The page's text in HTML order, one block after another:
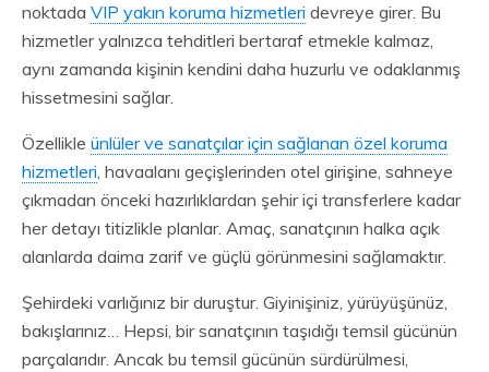
noktada VIP yakın koruma hizmetleri devreye girer. Bu
hizmetler yalnızca tehditleri bertaraf etmekle kalmaz,
aynı zamanda kişinin kendini daha huzurlu ve odaklanmış
hissetmesini sağlar.
Özellikle ünlüler ve sanatçılar için sağlanan özel koruma
hizmetleri, havaalanı geçişlerinden otel girişine, sahneye
çıkmadan önceki hazırlıklardan şehir içi transferlere kadar
her detayı titizlikle planlar. Amaç, sanatçının halka açık
alanlarda daima zarif ve güçlü görünmesini sağlamaktır.
Şehirdeki varlığınız bir duruştur. Giyinişiniz, yürüyüşünüz,
bakışlarınız… Hepsi, bir sanatçının taşıdığı temsil gücünün
parçalarıdır. Ancak bu temsil gücünün sürdürülmesi,